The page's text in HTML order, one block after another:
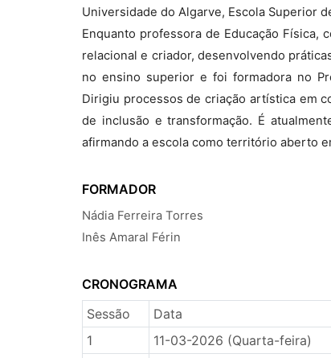
Universidade do Algarve, Escola Superior
Enquanto professora de Educação
relacional e criador, desenvolvendo
no ensino superior e foi formadora no
Dirigiu processos de criação artística em
de inclusão e transformação. É
afirmando a escola como território aberto
FORMADOR
Nádia Ferreira Torres
Inês Amaral Férin
CRONOGRAMA
Sessão
Data
1
11-03-2026 (Quarta-feira)